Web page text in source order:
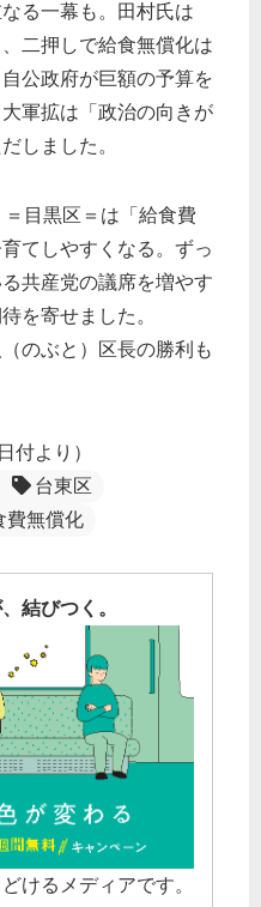
る一幕も。田村氏は
二押しで給食無償化は
公政府が巨額の予算を
軍拡は「政治の向きが
しました。
目黒区＝は「給食費
てしやすくなる。ずっ
共産党の議席を増やす
を寄せました。
のぶと）区長の勝利も
付より）
台東区
費無償化
結びつく。
けるメディアです。